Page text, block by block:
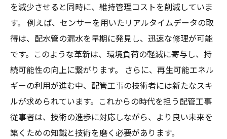
を減少させると同時に、維持管理コストを削減していま
す。 例えば、センサーを用いたリアルタイムデータの取
得は、配水管の漏水を早期に発見し、迅速な修理が可能
です。このような革新は、環境負荷の軽減に寄与し、持
続可能性の向上に繋がります。 さらに、再生可能エネル
ギーの利用が進む中、配管工事の技術者には新たなスキ
ルが求められています。これからの時代を担う配管工事
従事者は、技術の進歩に対応しながら、より良い未来を
築くための知識と技術を磨く必要があります。